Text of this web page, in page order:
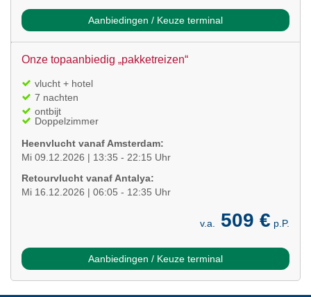
Aanbiedingen / Keuze terminal
Onze topaanbiedig „pakketreizen“
vlucht + hotel
7 nachten
ontbijt
Doppelzimmer
Heenvlucht vanaf Amsterdam:
Mi 09.12.2026 | 13:35 - 22:15 Uhr
Retourvlucht vanaf Antalya:
Mi 16.12.2026 | 06:05 - 12:35 Uhr
v.a. 509 € p.P.
Aanbiedingen / Keuze terminal